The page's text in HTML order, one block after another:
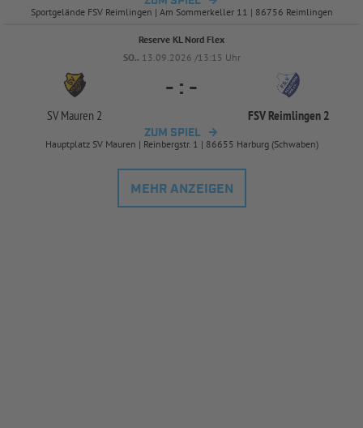
Sportgelände FSV Reimlingen | Am Sommerkeller 11 | 86756 Reimlingen
Reserve KL Nord Flex
SO.. 13.09.2026 /13:15 Uhr
SV Mauren 2
- : -
FSV Reimlingen 2
ZUM SPIEL
Hauptplatz SV Mauren | Reinbergstr. 1 | 86655 Harburg (Schwaben)
MEHR ANZEIGEN